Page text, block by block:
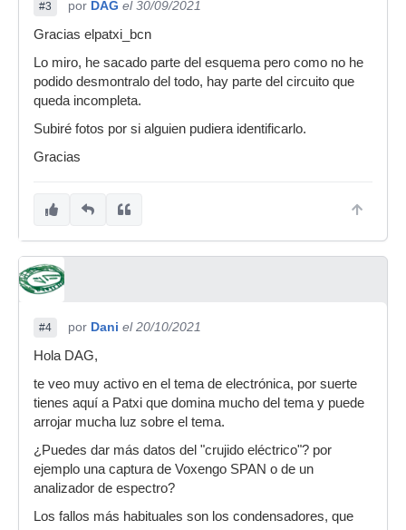
#3 por DAG el 30/09/2021
Gracias elpatxi_bcn
Lo miro, he sacado parte del esquema pero como no he
podido desmontralo del todo, hay parte del circuito que
queda incompleta.
Subiré fotos por si alguien pudiera identificarlo.
Gracias
#4 por Dani el 20/10/2021
Hola DAG,
te veo muy activo en el tema de electrónica, por suerte
tienes aquí a Patxi que domina mucho del tema y puede
arrojar mucha luz sobre el tema.
¿Puedes dar más datos del "crujido eléctrico"? por
ejemplo una captura de Voxengo SPAN o de un
analizador de espectro?
Los fallos más habituales son los condensadores, que